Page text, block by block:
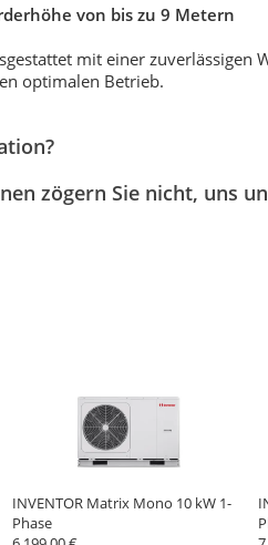
von bis zu 9 Metern
mit einer
optimalen Betrieb.
zögern Sie nicht, uns
INVENTOR Matrix Mono 10 kW 1-
Phase